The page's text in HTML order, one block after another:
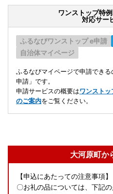
ワンストップ特
対応サー
ふるなびワンストップ e申請
自治体マイページ
ふるなびマイページで申請でき
申請」です。
申請サービスの概要はワンスト
のご案内をご覧ください。
大河原町か
【申込にあたっての注意事項】
〇お礼の品については、下記